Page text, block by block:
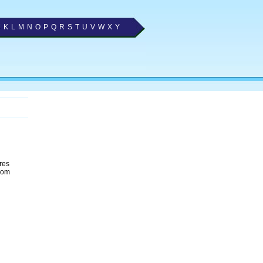
K L M N O P Q R S T U V W X Y